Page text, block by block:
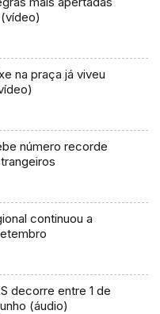
na praça já viveu
número recorde
continuou a
decorre entre 1 de
(áudio)